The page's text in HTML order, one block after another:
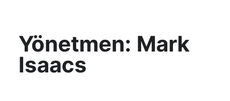
Yönetmen: Mark
Isaacs